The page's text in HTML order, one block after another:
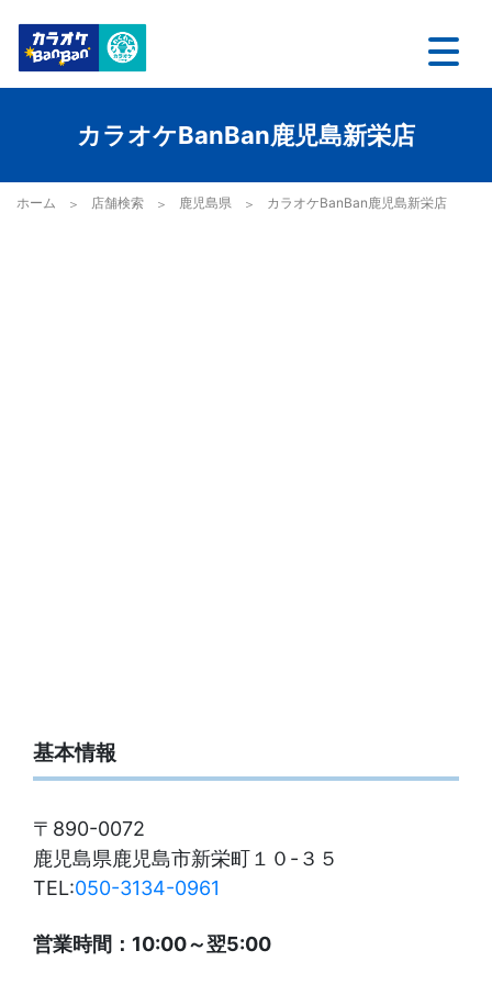
カラオケBanBan鹿児島新栄店
ホーム 店舗検索 鹿児島県 カラオケBanBan鹿児島新栄店
基本情報
〒890-0072
鹿児島県鹿児島市新栄町１０-３５
TEL:050-3134-0961
営業時間：10:00～翌5:00